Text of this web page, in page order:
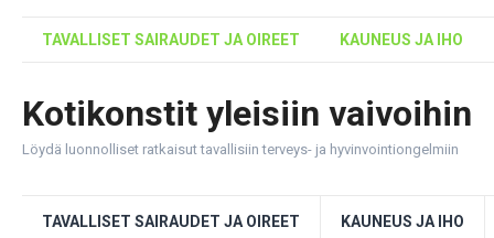
TAVALLISET SAIRAUDET JA OIREET KAUNEUS JA IHO
Kotikonstit yleisiin vaivoihin
Löydä luonnolliset ratkaisut tavallisiin terveys- ja hyvinvointiongelmiin
TAVALLISET SAIRAUDET JA OIREET KAUNEUS JA IHO